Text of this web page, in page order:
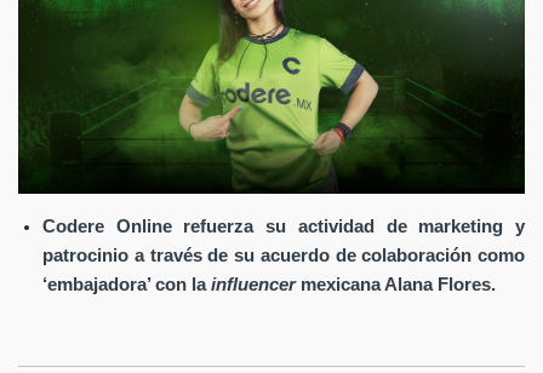
Codere Online refuerza su actividad de marketing y
patrocinio a través de su acuerdo de colaboración como
‘embajadora’ con lainfluencermexicana Alana Flores.